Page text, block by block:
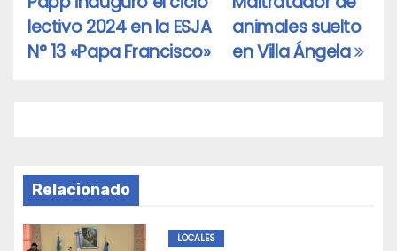
de
entradas
animales suelto
en Villa Ángela
lectivo 2024 en la ESJA
N° 13 «Papa Francisco»
Relacionado
LOCALES